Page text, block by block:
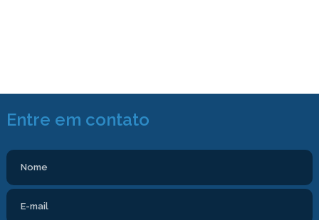
Entre em contato